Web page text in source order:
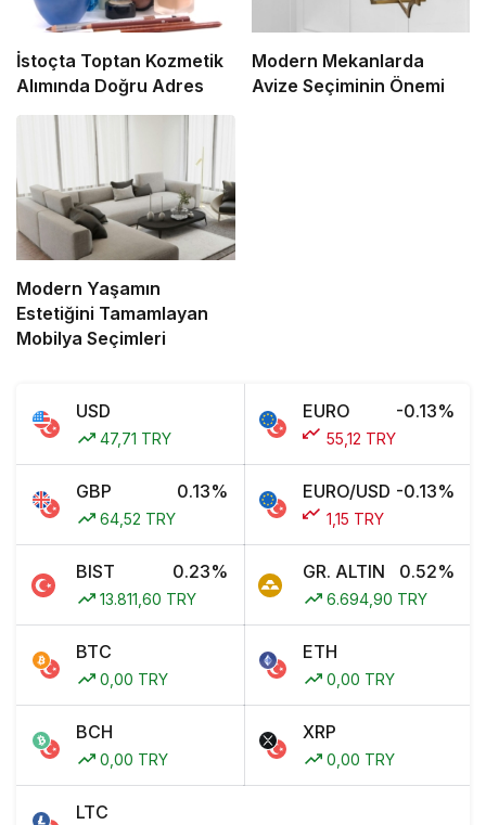
İstoçta Toptan Kozmetik
Alımında Doğru Adres
Modern Mekanlarda
Avize Seçiminin Önemi
Modern Yaşamın
Estetiğini Tamamlayan
Mobilya Seçimleri
USD
47,71 TRY
EURO -0.13%
55,12 TRY
GBP 0.13%
64,52 TRY
EURO/USD -0.13%
1,15 TRY
BIST 0.23%
13.811,60 TRY
GR. ALTIN 0.52%
6.694,90 TRY
BTC
0,00 TRY
ETH
0,00 TRY
BCH
0,00 TRY
XRP
0,00 TRY
LTC